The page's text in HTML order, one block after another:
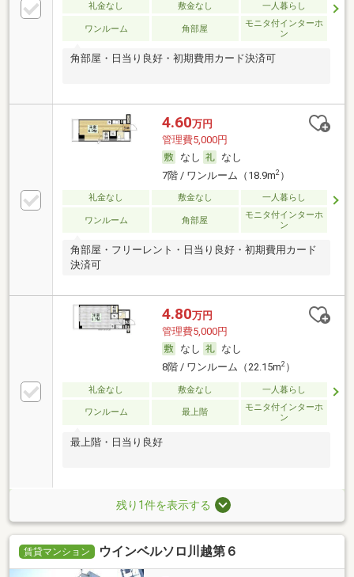
礼金なし 敷金なし 一人暮らし
ワンルーム 角部屋
モニタ付インターホ
ン
角部屋・日当り良好・初期費用カード決済可
4.60万円
管理費5,000円
なし
なし
7階 / ワンルーム（18.9m2）
礼金なし 敷金なし 一人暮らし
ワンルーム 角部屋
モニタ付インターホ
ン
角部屋・フリーレント・日当り良好・初期費用カード
決済可
4.80万円
管理費5,000円
なし
なし
8階 / ワンルーム（22.15m2）
礼金なし 敷金なし 一人暮らし
ワンルーム 最上階
モニタ付インターホ
ン
最上階・日当り良好
残り1件を表示する
賃貸マンション ウインベルソロ川越第６